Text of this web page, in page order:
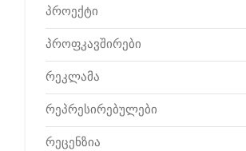
პროექტი
პროფკავშირები
რეკლამა
რეპრესირებულები
რეცენზია